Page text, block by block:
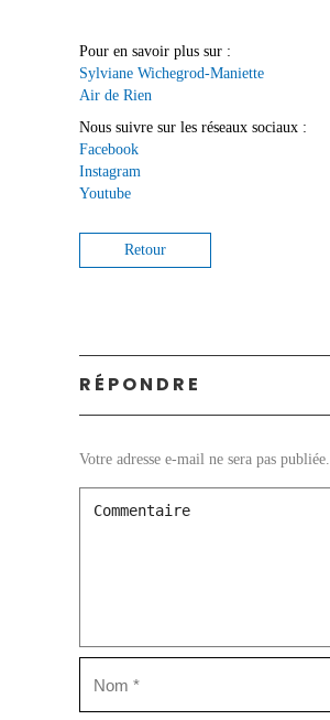
Pour en savoir plus sur :
Sylviane Wichegrod-Maniette
Air de Rien
Nous suivre sur les réseaux sociaux :
Facebook
Instagram
Youtube
Retour
RÉPONDRE
Votre adresse e-mail ne sera pas publiée.